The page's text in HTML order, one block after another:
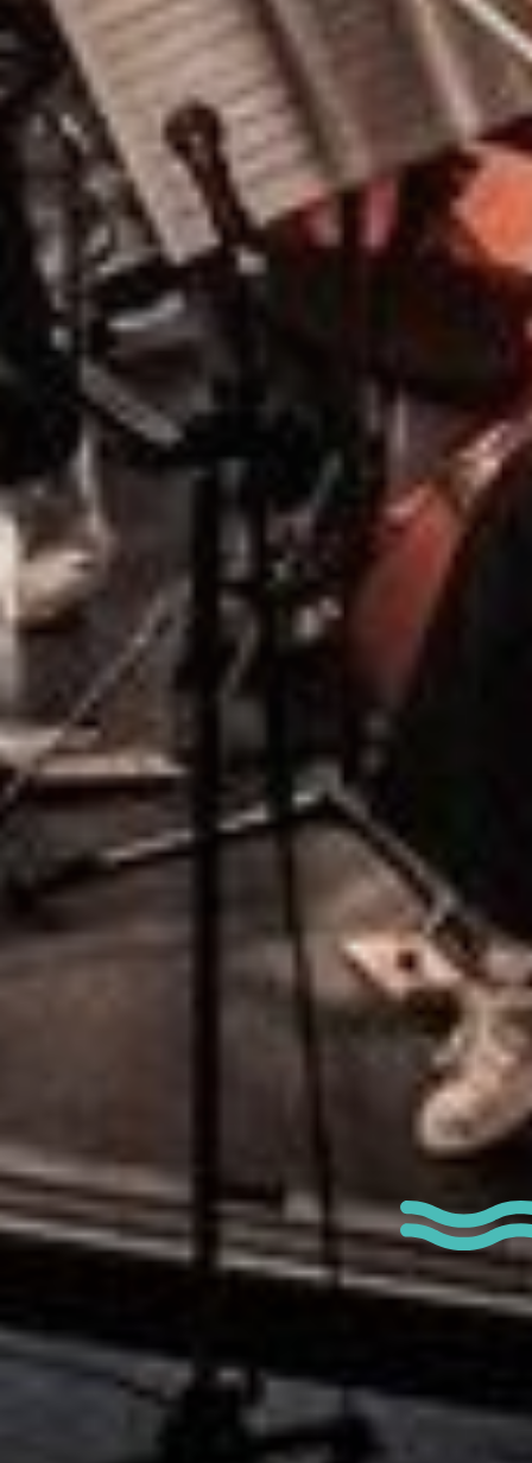
Dates
Communes
Type de
Marché / Foire /
Exposition
Sport & loisirs
Musique /
Ateliers
Visites guidées
Fête Nationale